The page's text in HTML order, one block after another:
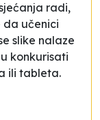
radi,
učenici
slike nalaze
konkurisati
ili tableta.